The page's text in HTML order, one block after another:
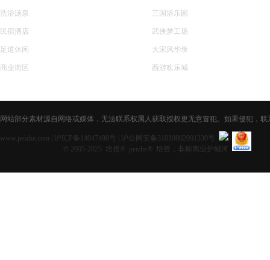
洗浴汤泉
民宿酒店
足道休闲
商业街区
三国浴乐园
武侠梦工场
大宋风华录
西游欢乐城
网站部分素材源自网络或媒体，无法联系权属人获取授权更无意冒犯。如果侵犯，联
www.peizhe.com 沪ICP备14047490号
沪公网安备31010802001330号
© 2005-2025 培哲® peizhe® 培哲，非标商业护城河